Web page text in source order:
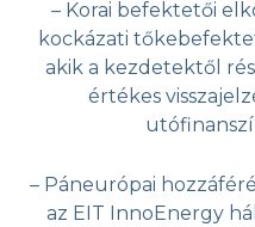
– Korai befektetői
kockázati
akik a kezdetektől
értékes
– Páneurópai
az EIT InnoEnergy